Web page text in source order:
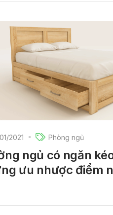
2021 Phòng ngủ
ngủ có ngăn
ưu nhược điểm